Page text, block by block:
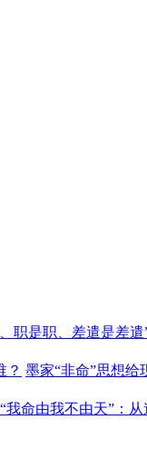
职是职、差遣是差
？ 墨家“非命”思想给
“我命由我不由天”：